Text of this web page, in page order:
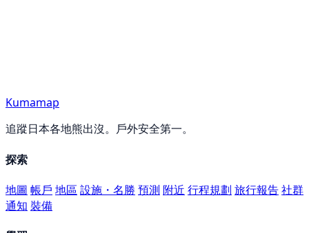
Kumamap
追蹤日本各地熊出沒。戶外安全第一。
探索
地圖 帳戶 地區 設施・名勝 預測 附近 行程規劃 旅行報告社群
通知 裝備